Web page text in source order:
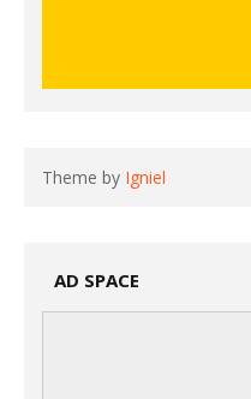
Theme by Igniel
AD SPACE